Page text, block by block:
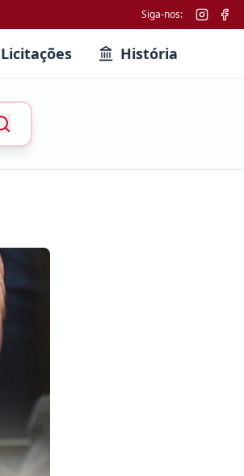
Siga-nos:
Licitações História